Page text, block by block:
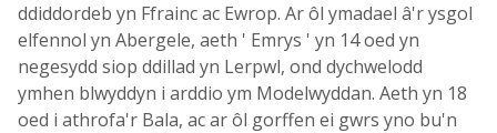
ddiddordeb yn Ffrainc ac Ewrop. Ar ôl ymadael â'r ysgol
elfennol yn Abergele, aeth ' Emrys ' yn 14 oed yn
negesydd siop ddillad yn Lerpwl, ond dychwelodd
ymhen blwyddyn i arddio ym Modelwyddan. Aeth yn 18
oed i athrofa'r Bala, ac ar ôl gorffen ei gwrs yno bu'n